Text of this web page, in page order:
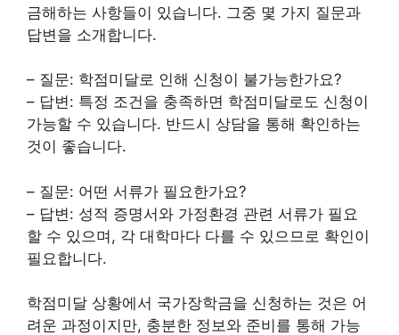
금해하는 사항들이 있습니다. 그중 몇 가지 질문과
답변을 소개합니다.
– 질문: 학점미달로 인해 신청이 불가능한가요?
– 답변: 특정 조건을 충족하면 학점미달로도 신청이
가능할 수 있습니다. 반드시 상담을 통해 확인하는
것이 좋습니다.
– 질문: 어떤 서류가 필요한가요?
– 답변: 성적 증명서와 가정환경 관련 서류가 필요
할 수 있으며, 각 대학마다 다를 수 있으므로 확인이
필요합니다.
학점미달 상황에서 국가장학금을 신청하는 것은 어
려운 과정이지만, 충분한 정보와 준비를 통해 가능